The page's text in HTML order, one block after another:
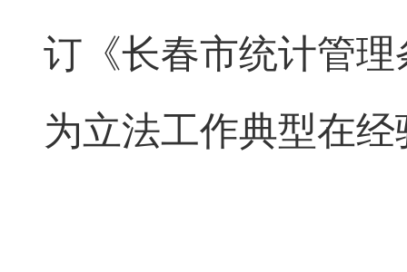
订《长春市统计管
为立法工作典型在